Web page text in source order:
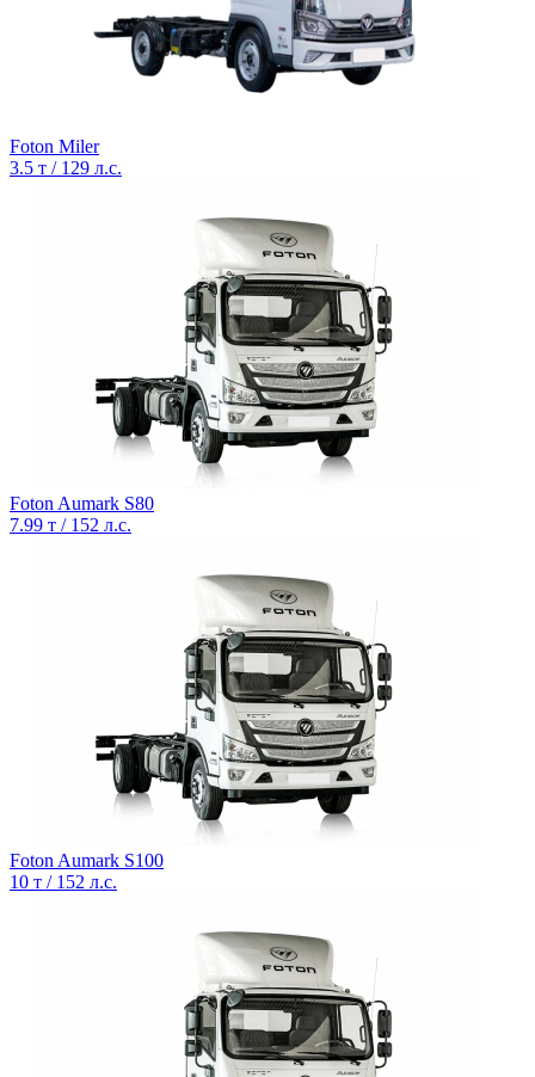
Foton Miler
3.5 т / 129 л.с.
Foton Aumark S80
7.99 т / 152 л.с.
Foton Aumark S100
10 т / 152 л.с.